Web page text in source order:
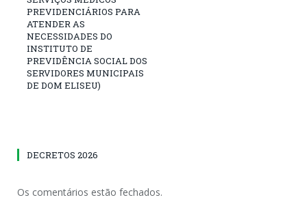
PREVIDENCIÁRIOS PARA
ATENDER AS
NECESSIDADES DO
INSTITUTO DE
PREVIDÊNCIA SOCIAL DOS
SERVIDORES MUNICIPAIS
DE DOM ELISEU)
DECRETOS 2026
Os comentários estão fechados.